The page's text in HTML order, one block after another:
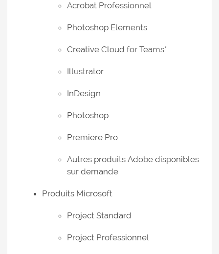
Acrobat Professionnel
Photoshop Elements
Creative Cloud for Teams*
Illustrator
InDesign
Photoshop
Premiere Pro
Autres produits Adobe disponibles
sur demande
Produits Microsoft
Project Standard
Project Professionnel